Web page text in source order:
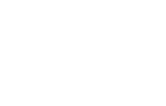
수
AX 사업 확대
사에 연 30억원 공급 계약"
류시간…생활인구 확대해야"